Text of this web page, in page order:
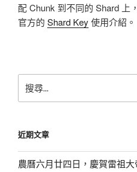
配 Chunk 到不同的 Shard 上
官方的 Shard Key 使用介紹。
尋
字:
近期文章
農曆六月廿四日，慶賀雷祖